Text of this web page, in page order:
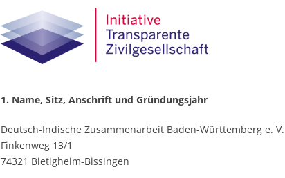
1. Name, Sitz, Anschrift und Gründungsjahr
Deutsch-Indische Zusammenarbeit Baden-Württemberg e. V.
Finkenweg 13/1
74321 Bietigheim-Bissingen